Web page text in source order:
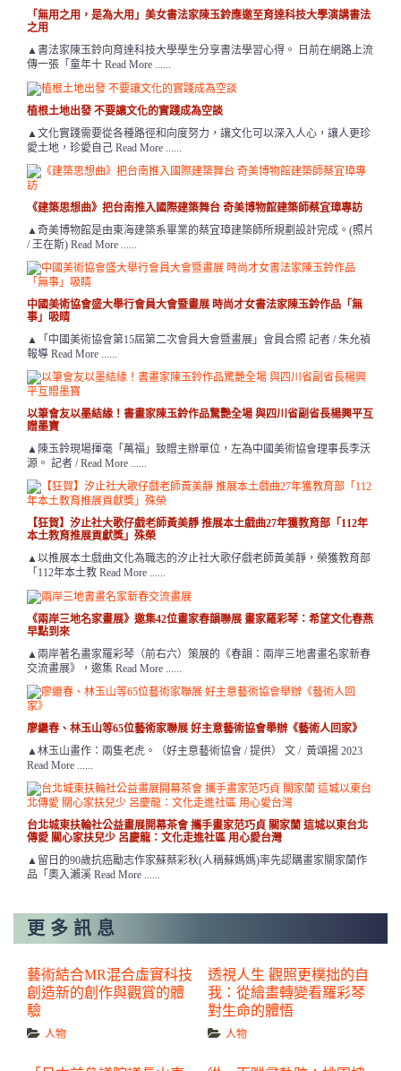
「無用之用，是為大用」美女書法家陳玉鈴應邀至育達科技大學演講書法
之用
▲書法家陳玉鈴向育達科技大學學生分享書法學習心得。 日前在網路上流
傳一張「童年十 Read More ......
植根土地出發 不要讓文化的實踐成為空談
▲文化實踐需要從各種路徑和向度努力，讓文化可以深入人心，讓人更珍
愛土地，珍愛自己 Read More ......
《建築思想曲》把台南推入國際建築舞台 奇美博物館建築師蔡宜璋專訪
▲奇美博物館是由東海建築系畢業的蔡宜璋建築師所規劃設計完成。(照片
/ 王在斯) Read More ......
中國美術協會盛大舉行會員大會暨畫展 時尚才女書法家陳玉鈴作品「無
事」吸睛
▲「中國美術協會第15屆第二次會員大會暨畫展」會員合照 記者 / 朱允禎
報導 Read More ......
以筆會友以墨結緣！書畫家陳玉鈴作品驚艷全場 與四川省副省長楊興平互
贈墨寶
▲陳玉鈴現場揮毫「萬福」致贈主辦單位，左為中國美術協會理事長李沃
源。 記者 / Read More ......
【狂賀】汐止社大歌仔戲老師黃美靜 推展本土戲曲27年獲教育部「112年
本土教育推展貢獻獎」殊榮
▲以推展本土戲曲文化為職志的汐止社大歌仔戲老師黃美靜，榮獲教育部
「112年本土教 Read More ......
《兩岸三地名家畫展》邀集42位畫家春韻聯展 畫家羅彩琴：希望文化春燕
早點到來
▲兩岸著名畫家羅彩琴（前右六）策展的《春韻：兩岸三地書畫名家新春
交流畫展》，邀集 Read More ......
廖繼春、林玉山等65位藝術家聯展 好主意藝術協會舉辦《藝術人回家》
▲林玉山畫作：兩隻老虎。（好主意藝術協會 / 提供） 文 / 黃頌揚 2023
Read More ......
台北城東扶輪社公益畫展開幕茶會 攜手畫家范巧貞 關家蘭 這城以東台北
傳愛 關心家扶兒少 呂慶龍：文化走進社區 用心愛台灣
▲留日的90歲抗癌勵志作家蘇蔡彩秋(人稱蘇媽媽)率先認購畫家關家蘭作
品「奧入瀨溪 Read More ......
更多訊息
藝術結合MR混合虛實科技
創造新的創作與觀賞的體
驗
人物
透視人生 觀照更樸拙的自
我：從繪畫轉變看羅彩琴
對生命的體悟
人物